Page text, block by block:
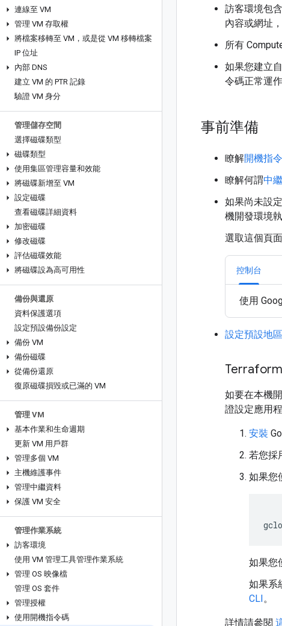
連線至 VM
管理 VM 存取權
將檔案移轉至 VM，或是從 VM 移轉檔案
IP 位址
內部 DNS
建立 VM 的 PTR 記錄
驗證 VM 身分
管理儲存空間
選擇磁碟類型
磁碟類型
使用集區管理容量和效能
將磁碟新增至 VM
設定磁碟
查看磁碟詳細資料
加密磁碟
修改磁碟
評估磁碟效能
將磁碟設為高可用性
備份與還原
資料保護選項
設定預設備份設定
備份 VM
備份磁碟
從備份還原
復原磁碟損毀或已滿的 VM
管理 VM
基本作業和生命週期
更新 VM 用戶群
管理多個 VM
主機維護事件
管理中繼資料
保護 VM 安全
管理作業系統
訪客環境
使用 VM 管理工具管理作業系統
管理 OS 映像檔
管理 OS 套件
管理授權
使用開機指令碼
訪客環境包含
內容或網址
所有
如果您建立
令碼正常運作
事前準備
瞭解開機指
瞭解何謂中
如果尚未設定
機開發環境
選取這個頁
控制台
使用
設定預設地
Terraform
如要在本機
證設定應用
安裝
若您採
如果您
如果您
如果系
CLI。
詳情請參閱